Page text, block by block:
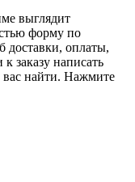
выглядит
форму по
доставки, оплаты,
заказу написать
найти. Нажмите